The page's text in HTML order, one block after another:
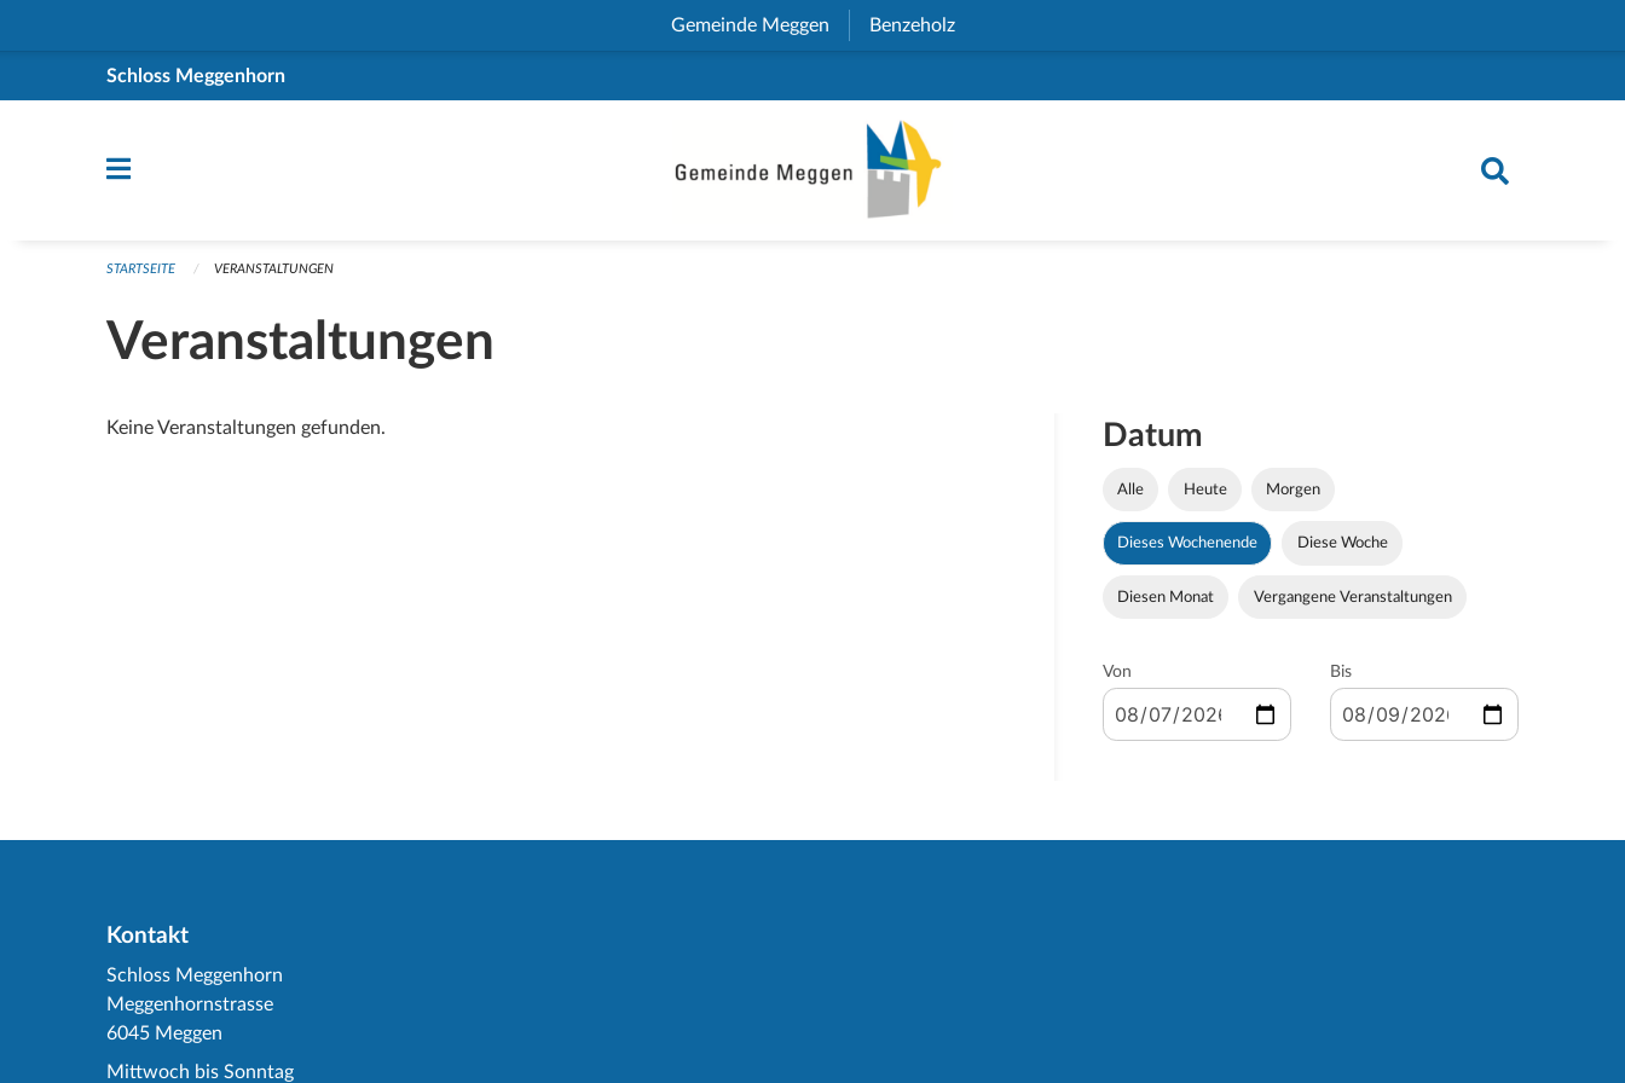
Gemeinde Meggen (External Link)
Benzeholz(External Link)
Schloss Meggenhorn
STARTSEITE VERANSTALTUNGEN
Veranstaltungen
Keine Veranstaltungen gefunden. Datum
Alle Heute Morgen
Dieses Wochenende Diese Woche
Diesen Monat Vergangene Veranstaltungen
Von Bis
Kontakt
Schloss Meggenhorn
Meggenhornstrasse
6045 Meggen
Mittwoch bis Sonntag